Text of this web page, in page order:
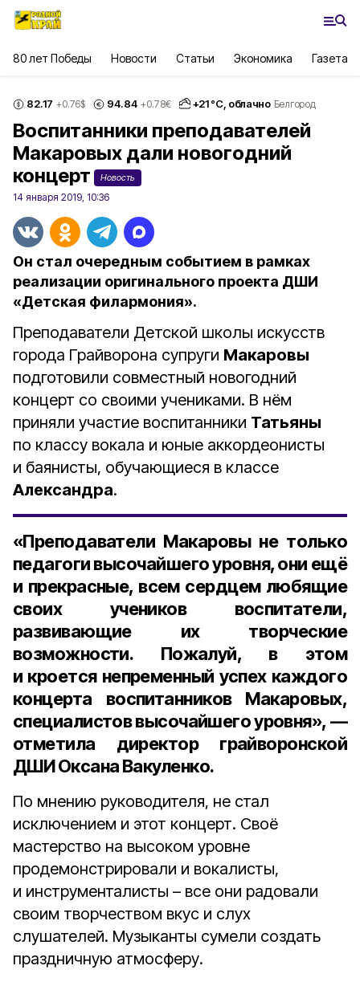
80 лет Победы Новости Статьи Экономика Газета
82.17 +0.76$ 94.84 +0.78€ +21°С, облачно Белгород
Воспитанники преподавателей
Макаровых дали новогодний
концерт
Новость
14 января 2019, 10:36
Он стал очередным событием в рамках
реализации оригинального проекта ДШИ
«Детская филармония».
Преподаватели Детской школы искусств
города Грайворона супруги Макаровы
подготовили совместный новогодний
концерт со своими учениками. В нём
приняли участие воспитанники Татьяны
по классу вокала и юные аккордеонисты
и баянисты, обучающиеся в классе
Александра.
«Преподаватели Макаровы не только
педагоги высочайшего уровня, они ещё
и прекрасные, всем сердцем любящие
своих учеников воспитатели,
развивающие их творческие
возможности. Пожалуй, в этом
и кроется непременный успех каждого
концерта воспитанников Макаровых,
специалистов высочайшего уровня», —
отметила директор грайворонской
ДШИ Оксана Вакуленко.
По мнению руководителя, не стал
исключением и этот концерт. Своё
мастерство на высоком уровне
продемонстрировали и вокалисты,
и инструменталисты – все они радовали
своим творчеством вкус и слух
слушателей. Музыканты сумели создать
праздничную атмосферу.